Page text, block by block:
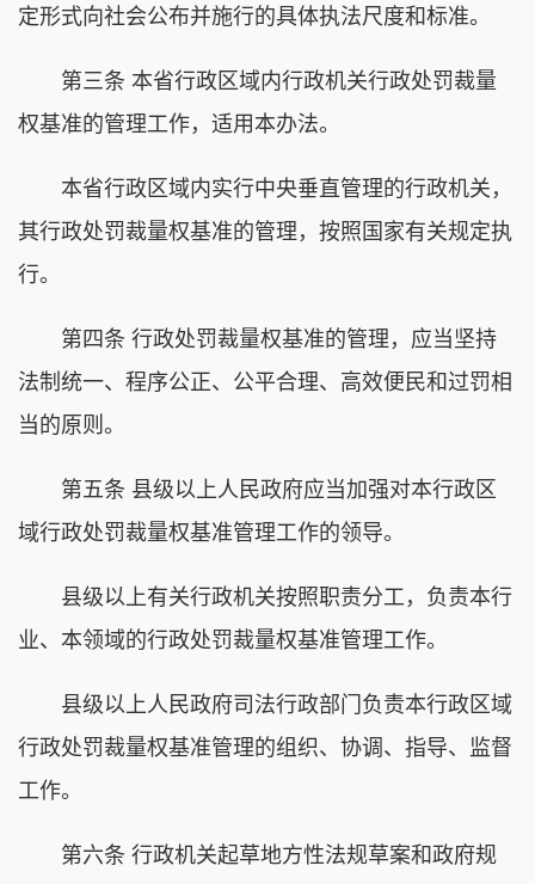
定形式向社会公布并施行的具体执法尺度和标准。
第三条 本省行政区域内行政机关行政处罚裁量
权基准的管理工作，适用本办法。
本省行政区域内实行中央垂直管理的行政机关，
其行政处罚裁量权基准的管理，按照国家有关规定执
行。
第四条 行政处罚裁量权基准的管理，应当坚持
法制统一、程序公正、公平合理、高效便民和过罚相
当的原则。
第五条 县级以上人民政府应当加强对本行政区
域行政处罚裁量权基准管理工作的领导。
县级以上有关行政机关按照职责分工，负责本行
业、本领域的行政处罚裁量权基准管理工作。
县级以上人民政府司法行政部门负责本行政区域
行政处罚裁量权基准管理的组织、协调、指导、监督
工作。
第六条 行政机关起草地方性法规草案和政府规